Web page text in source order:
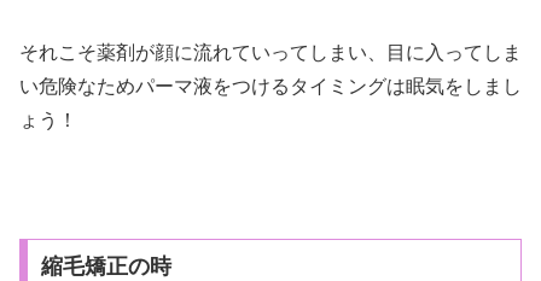
それこそ薬剤が顔に流れていってしまい、目に入ってしま
い危険なためパーマ液をつけるタイミングは眠気をしまし
ょう！
縮毛矯正の時